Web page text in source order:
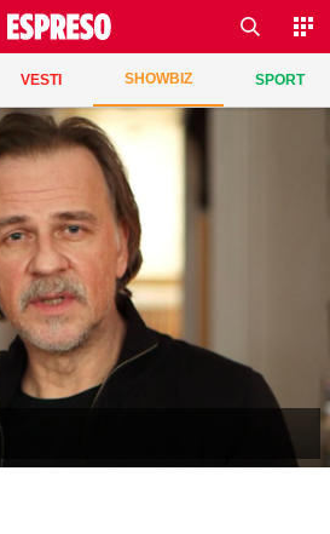
VESTI SHOWBIZ SPORT